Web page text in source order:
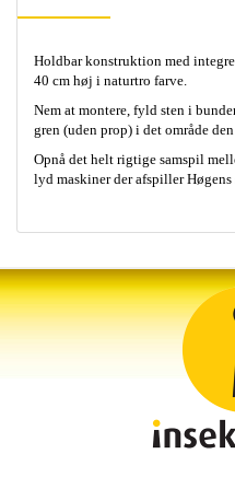
Holdbar konstruktion med
40 cm høj i naturtro farve.
Nem at montere, fyld sten i
gren (uden prop) i det område
Opnå det helt rigtige samspil
lyd maskiner der afspiller